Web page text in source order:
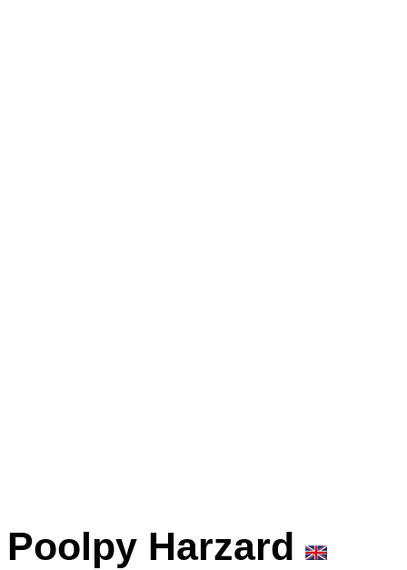
Poolpy Harzard